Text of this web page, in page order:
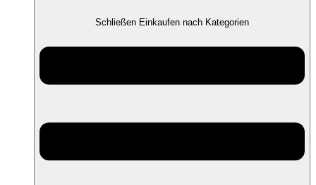
Schließen Einkaufen nach Kategorien